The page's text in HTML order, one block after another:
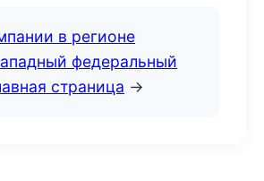
в регионе
федеральный
страница →